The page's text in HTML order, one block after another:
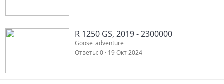
R 1250 GS, 2019 - 2300000
Goose_adventure
Ответы 0 19 Окт 2024